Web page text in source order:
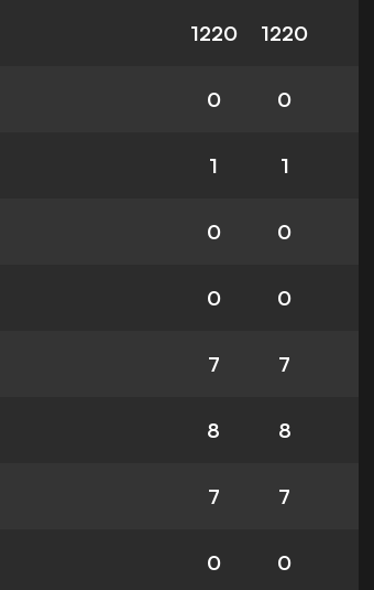
1220 1220
0 0
1 1
0 0
0 0
7 7
8 8
7 7
0 0